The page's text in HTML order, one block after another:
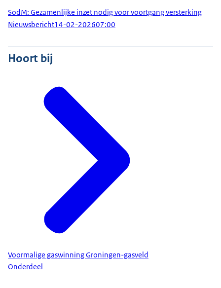
SodM: Gezamenlijke inzet nodig voor voortgang versterking
Nieuwsbericht14-02-202607:00
Hoort bij
Voormalige gaswinning Groningen-gasveld
Onderdeel